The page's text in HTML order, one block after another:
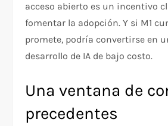
acceso abierto es un incentivo
fomentar la adopción. Y si M1
promete, podría convertirse en
desarrollo de IA de bajo costo.
Una ventana de
precedentes